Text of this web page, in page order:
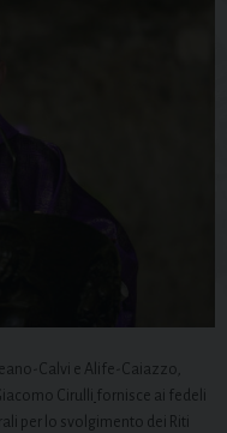
Calvi e Alife-Caiazzo,
Cirulli fornisce ai fedeli
per lo svolgimento dei Riti